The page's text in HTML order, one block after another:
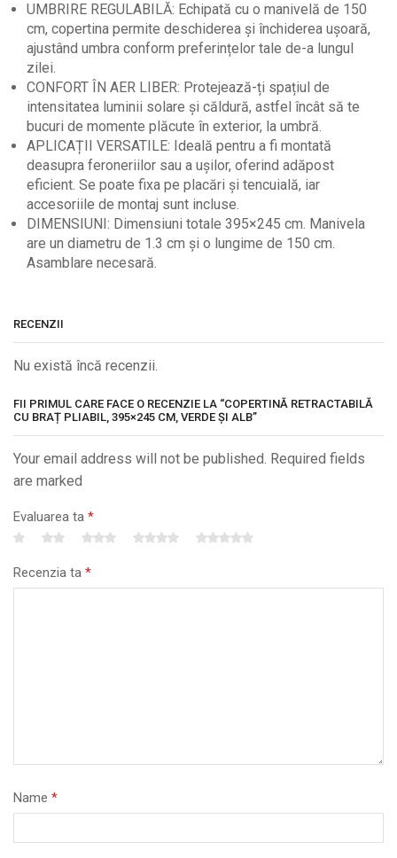
UMBRIRE REGULABILĂ: Echipată cu o manivelă de 150
cm, copertina permite deschiderea și închiderea ușoară,
ajustând umbra conform preferințelor tale de-a lungul
zilei.
CONFORT ÎN AER LIBER: Protejează-ți spațiul de
intensitatea luminii solare și căldură, astfel încât să te
bucuri de momente plăcute în exterior, la umbră.
APLICAȚII VERSATILE: Ideală pentru a fi montată
deasupra feroneriilor sau a ușilor, oferind adăpost
eficient. Se poate fixa pe placări și tencuială, iar
accesoriile de montaj sunt incluse.
DIMENSIUNI: Dimensiuni totale 395×245 cm. Manivela
are un diametru de 1.3 cm și o lungime de 150 cm.
Asamblare necesară.
RECENZII
Nu există încă recenzii.
FII PRIMUL CARE FACE O RECENZIE LA “COPERTINĂ RETRACTABILĂ
CU BRAȚ PLIABIL, 395×245 CM, VERDE ȘI ALB”
Your email address will not be published. Required fields
are marked
Evaluarea ta *
Recenzia ta *
Name *